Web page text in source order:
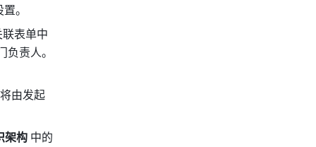
。
表单中
由发起
架构 中的